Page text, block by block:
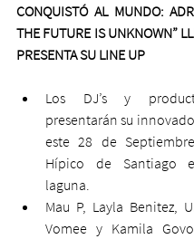
CONQUISTÓ AL MUNDO:
THE FUTURE IS UNKNOWN”
PRESENTA SU LINE UP
Los DJ’s y
presentarán su
este 28 de
Hípico de Santiago
laguna.
Mau P, Layla Benitez,
Vomee y Kamila